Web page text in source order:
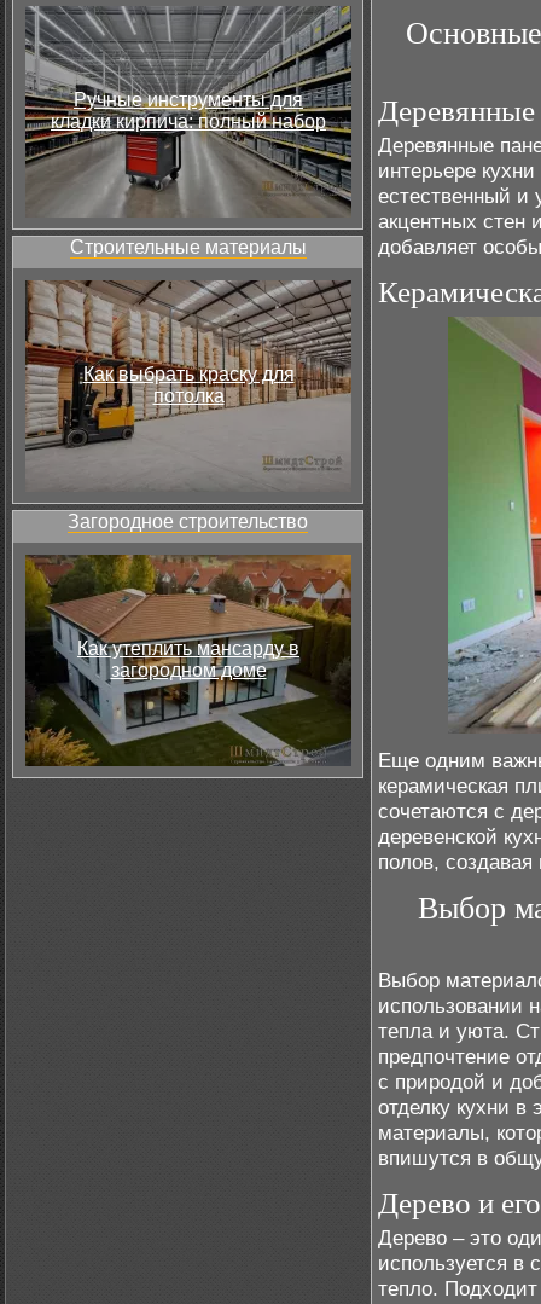
Ручные инструменты для
кладки кирпича: полный набор
Строительные материалы
Как выбрать краску для
потолка
Загородное строительство
Как утеплить мансарду в
загородном доме
Деревянные
Деревянные
интерьере
естественный и
акцентных стен
добавляет
Еще одним
керамическая
сочетаются с
деревенской
полов,
Выбор
Выбор
использовании
тепла и уюта.
предпочтение
с природой и
отделку кухни
материалы,
впишутся в
Дерево и
Дерево – это
используется в
тепло.